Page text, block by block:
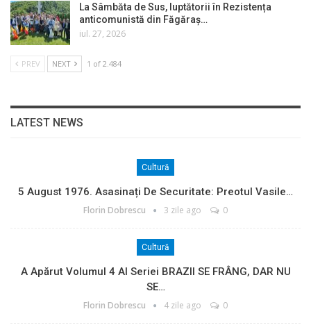
La Sâmbăta de Sus, luptătorii în Rezistența
anticomunistă din Făgăraș…
iul. 27, 2026
PREV NEXT 1 of 2.484
LATEST NEWS
Cultură
5 August 1976. Asasinați De Securitate: Preotul Vasile…
Florin Dobrescu 3 zile ago 0
Cultură
A Apărut Volumul 4 Al Seriei BRAZII SE FRÂNG, DAR NU
SE…
Florin Dobrescu 4 zile ago 0